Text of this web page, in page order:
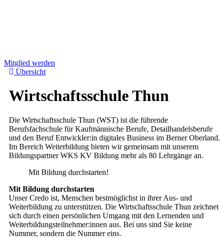
Mitglied werden
Übersicht
Wirtschaftsschule Thun
Die Wirtschaftsschule Thun (WST) ist die führende
Berufsfachschule für Kaufmännische Berufe, Detailhandelsberufe
und den Beruf Entwickler:in digitales Business im Berner Oberland.
Im Bereich Weiterbildung bieten wir gemeinsam mit unserem
Bildungspartner WKS KV Bildung mehr als 80 Lehrgänge an.
Mit Bildung durchstarten!
Mit Bildung durchstarten
Unser Credo ist, Menschen bestmöglichst in ihrer Aus- und
Weiterbildung zu unterstützen. Die Wirtschaftsschule Thun zeichnet
sich durch einen persönlichen Umgang mit den Lernenden und
Weiterbildungsteilnehmer:innen aus. Bei uns sind Sie keine
Nummer, sondern die Nummer eins.